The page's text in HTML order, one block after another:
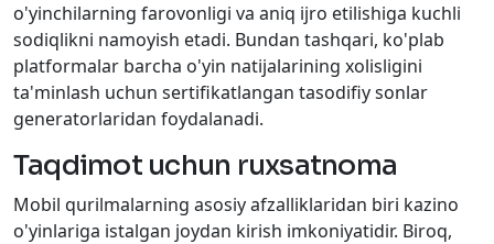
o'yinchilarning farovonligi va aniq ijro etilishiga kuchli
sodiqlikni namoyish etadi. Bundan tashqari, ko'plab
platformalar barcha o'yin natijalarining xolisligini
ta'minlash uchun sertifikatlangan tasodifiy sonlar
generatorlaridan foydalanadi.
Taqdimot uchun ruxsatnoma
Mobil qurilmalarning asosiy afzalliklaridan biri kazino
o'yinlariga istalgan joydan kirish imkoniyatidir. Biroq,